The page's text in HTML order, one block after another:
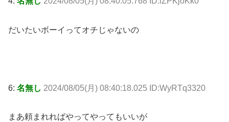
だいたいボーイってオチじゃないの
6: 名無し 2024/08/05(月) 08:40:18.025 ID:WyRTq3320
まあ頼まれればやってやってもいいが